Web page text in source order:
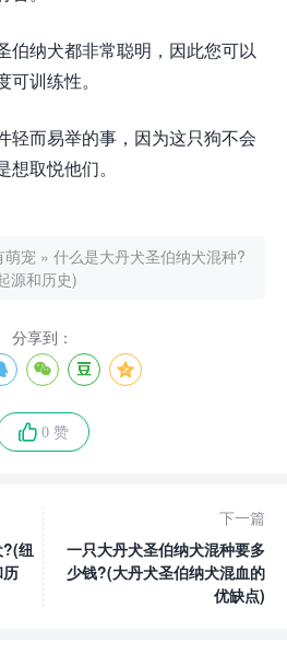
伯纳犬都非常聪明，因此您可以
训练性。
轻而易举的事，因为这只狗不会
取悦他们。
萌宠 » 什么是大丹犬圣伯纳犬混种?
源和历史)
分享到：
0 赞
?(纽
下一篇
一只大丹犬圣伯纳犬混种要多
少钱?(大丹犬圣伯纳犬混血的
优缺点)